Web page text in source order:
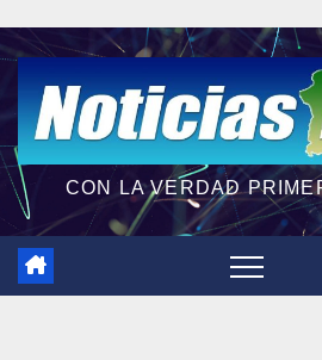
CON LA VERDAD